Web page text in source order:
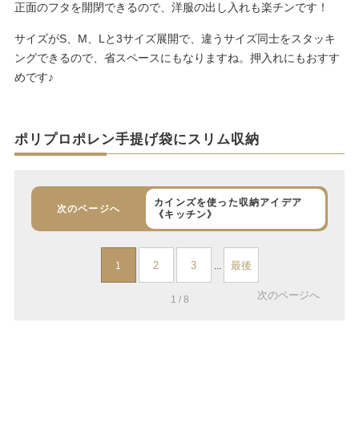
正面のフタを開閉できるので、洋服の出し入れも楽チンです！
サイズがS、M、Lと3サイズ展開で、違うサイズ同士をスタッキ
ングできるので、省スペースにもなりますね。押入れにもおすす
めです♪
ポリプロポレン手提げ袋にスリム収納
次のページへ
カインズを使った収納アイデア
《キッチン》
1 2 3 ... 最後
1 / 8 次のページへ